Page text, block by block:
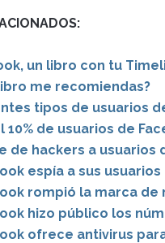
un libro con tu
me recomiendas?
tipos de usuarios
10% de usuarios de
de hackers a usuarios
espía a sus usuarios
rompió la marca
hizo público los
ofrece antivirus